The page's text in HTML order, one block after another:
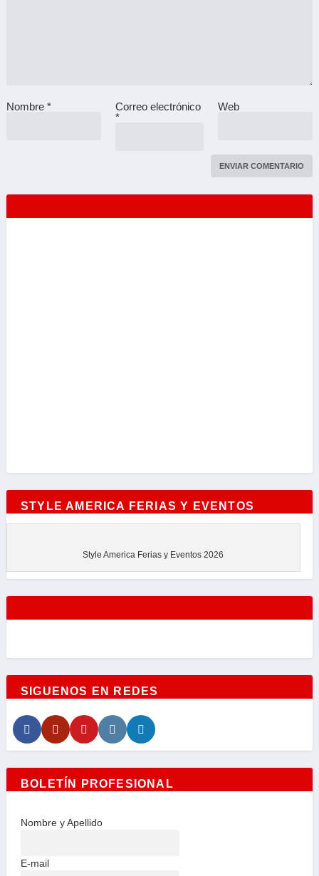
Nombre *
Correo electrónico
*
Web
STYLE AMERICA FERIAS Y EVENTOS
Style America Ferias y Eventos 2026
SIGUENOS EN REDES
BOLETÍN PROFESIONAL
Nombre y Apellido
E-mail